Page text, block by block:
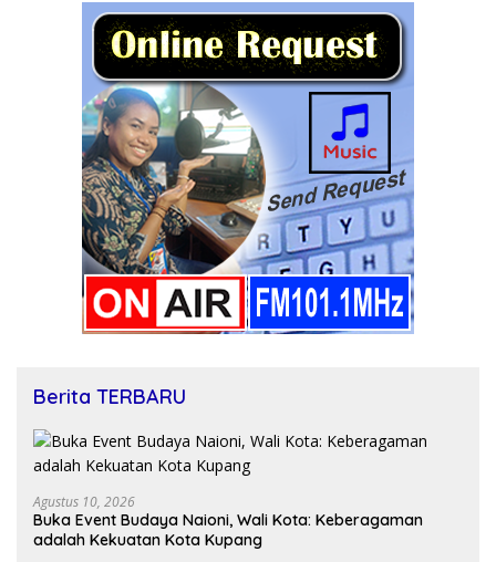
Berita TERBARU
Agustus 10, 2026
Buka Event Budaya Naioni, Wali Kota: Keberagaman
adalah Kekuatan Kota Kupang